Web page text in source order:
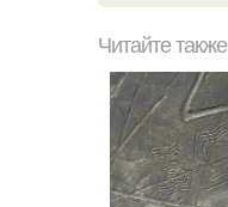
Читайте также